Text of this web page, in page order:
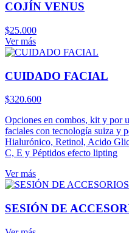
COJÍN VENUS
$25.000
Ver más
CUIDADO FACIAL
$320.600
Opciones en combos, kit y por
faciales con tecnología suiza y
Hialurónico, Retinol, Acido
C, E y Péptidos efecto lipting
Ver más
SESIÓN DE